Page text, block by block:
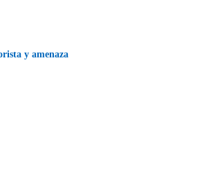
y amenaza